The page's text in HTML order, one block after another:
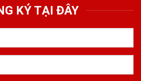
KÝ TẠI ĐÂY